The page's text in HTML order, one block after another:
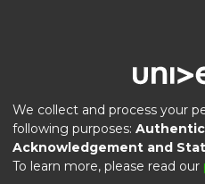
DSpace software
We collect and process your
following purposes:
Acknowledgement and
To learn more, please read our